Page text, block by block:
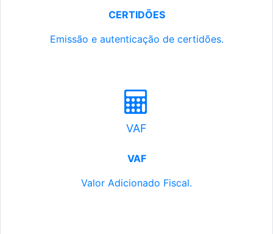
CERTIDÕES
Emissão e autenticação de certidões.
VAF
VAF
Valor Adicionado Fiscal.